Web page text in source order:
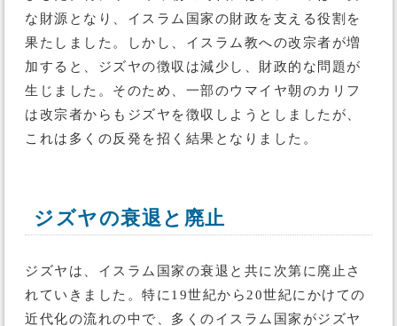
な財源となり、イスラム国家の財政を支える役割を
果たしました。しかし、イスラム教への改宗者が増
加すると、ジズヤの徴収は減少し、財政的な問題が
生じました。そのため、一部のウマイヤ朝のカリフ
は改宗者からもジズヤを徴収しようとしましたが、
これは多くの反発を招く結果となりました。
ジズヤの衰退と廃止
ジズヤは、イスラム国家の衰退と共に次第に廃止さ
れていきました。特に19世紀から20世紀にかけての
近代化の流れの中で、多くのイスラム国家がジズヤ